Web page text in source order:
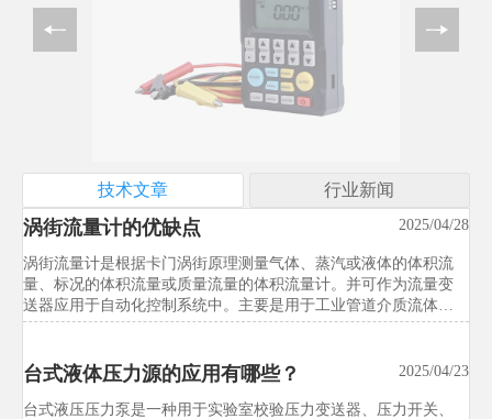
技术文章 行业新闻
涡街流量计的优缺点 2025/04/28
涡街流量计是根据卡门涡街原理测量气体、蒸汽或液体的体积流
量、标况的体积流量或质量流量的体积流量计。并可作为流量变
送器应用于自动化控制系统中。主要是用于工业管道介质流体的
流量测量，如气体、液体、蒸汽等多种介质，在石油、化工、冶
台式液体压力源的应用有哪些？ 2025/04/23
台式液压压力泵是一种用于实验室校验压力变送器、压力开关、
汉诺威工博会新增智能试验装备展
区，中国展团预订率达92%
2026/07/21
汉诺威工博会新增智能试验装备展区，中国展团预订率达92%，释
放试验设备国际化升级信号。本文解析独立展区对出口、采购、
洋山港试行试验设备出口绿色通道 2026/07/21